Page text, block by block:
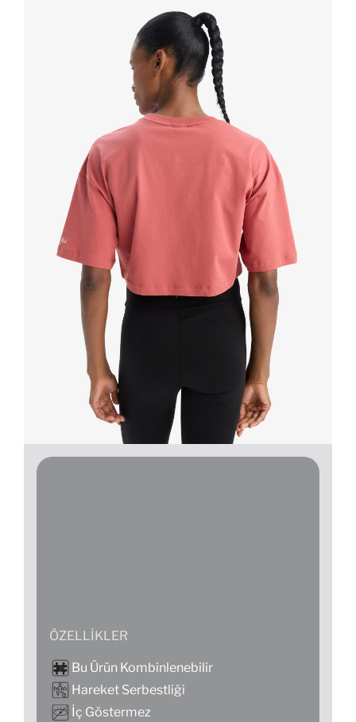
ÖZELLIKLER
Bu Ürün Kombinlenebilir
Hareket Serbestliği
İç Göstermez